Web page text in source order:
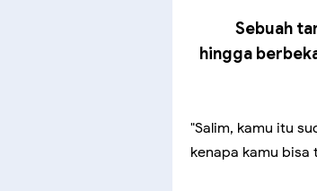
Sebuah
hingga
"Salim, kamu itu
kenapa kamu bisa